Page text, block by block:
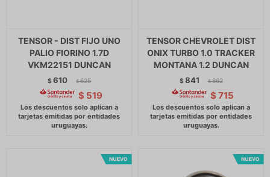
TENSOR - DIST FIJO UNO
PALIO FIORINO 1.7D
VKM22151 DUNCAN
$610 $ 625
$ 519
TENSOR CHEVROLET DIST
ONIX TURBO 1.0 TRACKER
MONTANA 1.2 DUNCAN
$841 $ 862
$ 715